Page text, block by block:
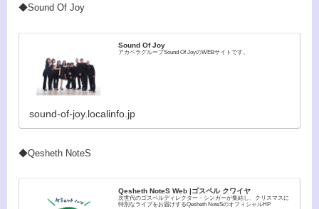
◆Sound Of Joy
Sound Of Joy
アカペラグループSound Of JoyのWEBサイトです。
sound-of-joy.localinfo.jp
◆Qesheth NoteS
Qesheth NoteS Web |ゴスペル クワイヤ
次世代のゴスペルディレクター・シンガーが集結し、クリスマスに
特別なライブをお届けするQesheth NoteSのオフィシャルHP